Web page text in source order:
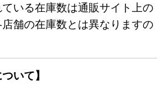
いる在庫数は通販サイト上の
舗の在庫数とは異なりますの
いて】